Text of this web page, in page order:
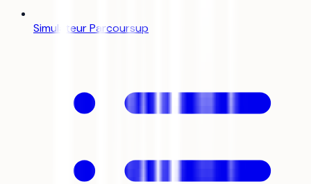
Simulateur Parcoursup